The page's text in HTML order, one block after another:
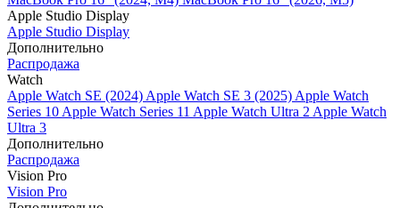
Apple Studio Display
Apple Studio Display
Дополнительно
Распродажа
Watch
Apple Watch SE (2024) Apple Watch SE 3 (2025) Apple Watch
Series 10 Apple Watch Series 11 Apple Watch Ultra 2 Apple Watch
Ultra 3
Дополнительно
Распродажа
Vision Pro
Vision Pro